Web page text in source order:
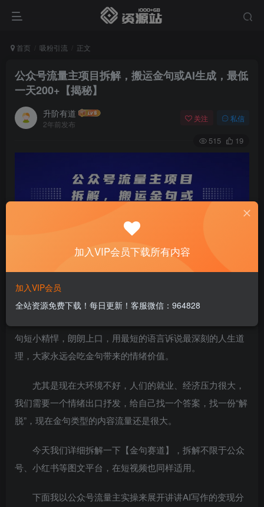
首页 吸粉引流 正文
公众号流量主项目拆解，搬运金句或AI生成，最低
一天200+【揭秘】
升阶有道
2年前发布
关注 私信
515 19
金句赛道一直很火，很有流量，之前图文时代是这样，
现在的短视频时代同样如此。
句短小精悍，朗朗上口，用最短的语言诉说最深刻的人生道
理，大家永远会吃金句带来的情绪价值。
尤其是现在大环境不好，人们的就业、经济压力很大，
我们需要一个情绪出口抒发，给自己找一个答案，找一份“解
脱”，现在金句类型的内容流量还是很大。
今天我们详细拆解一下【金句赛道】，拆解不限于公众
号、小红书等图文平台，在短视频也同样适用。
下面我以公众号流量主实操来展开讲讲AI写作的变现分
加入VIP会员下载所有内容
加入VIP会员
全站资源免费下载！每日更新！客服微信：964828